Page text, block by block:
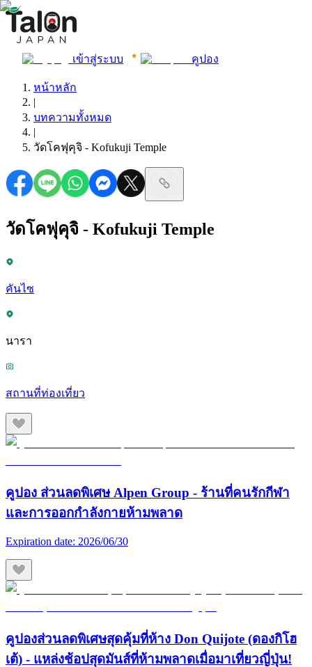
เข้าสู่ระบบ คูปอง
หน้าหลัก
|
บทความทั้งหมด
|
วัดโคฟุคุจิ - Kofukuji Temple
วัดโคฟุคุจิ - Kofukuji Temple
คันไซ
นารา
สถานที่ท่องเที่ยว
คูปอง ส่วนลดพิเศษ Alpen Group - ร้านที่คนรักกีฬา
และการออกกำลังกายห้ามพลาด
Expiration date: 2026/06/30
คูปองส่วนลดพิเศษสุดคุ้มที่ห้าง Don Quijote (ดองกิโฮ
เต้) - แหล่งช้อปสุดมันส์ที่ห้ามพลาดเมื่อมาเที่ยวญี่ปุ่น!